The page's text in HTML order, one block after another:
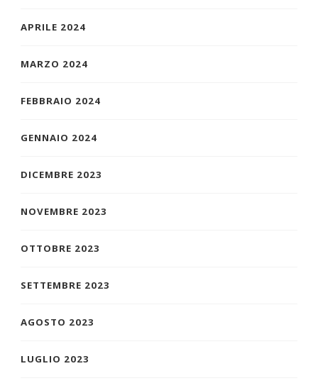
APRILE 2024
MARZO 2024
FEBBRAIO 2024
GENNAIO 2024
DICEMBRE 2023
NOVEMBRE 2023
OTTOBRE 2023
SETTEMBRE 2023
AGOSTO 2023
LUGLIO 2023